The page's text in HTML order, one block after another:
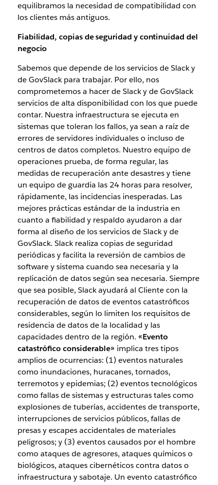
equilibramos la necesidad de compatibilidad con
los clientes más antiguos.
Fiabilidad, copias de seguridad y continuidad del
negocio
Sabemos que depende de los servicios de Slack y
de GovSlack para trabajar. Por ello, nos
comprometemos a hacer de Slack y de GovSlack
servicios de alta disponibilidad con los que puede
contar. Nuestra infraestructura se ejecuta en
sistemas que toleran los fallos, ya sean a raíz de
errores de servidores individuales o incluso de
centros de datos completos. Nuestro equipo de
operaciones prueba, de forma regular, las
medidas de recuperación ante desastres y tiene
un equipo de guardia las 24 horas para resolver,
rápidamente, las incidencias inesperadas. Las
mejores prácticas estándar de la industria en
cuanto a fiabilidad y respaldo ayudaron a dar
forma al diseño de los servicios de Slack y de
GovSlack. Slack realiza copias de seguridad
periódicas y facilita la reversión de cambios de
software y sistema cuando sea necesaria y la
replicación de datos según sea necesaria. Siempre
que sea posible, Slack ayudará al Cliente con la
recuperación de datos de eventos catastróficos
considerables, según lo limiten los requisitos de
residencia de datos de la localidad y las
capacidades dentro de la región. «Evento
catastrófico considerable» implica tres tipos
amplios de ocurrencias: (1) eventos naturales
como inundaciones, huracanes, tornados,
terremotos y epidemias; (2) eventos tecnológicos
como fallas de sistemas y estructuras tales como
explosiones de tuberías, accidentes de transporte,
interrupciones de servicios públicos, fallas de
presas y escapes accidentales de materiales
peligrosos; y (3) eventos causados por el hombre
como ataques de agresores, ataques químicos o
biológicos, ataques cibernéticos contra datos o
infraestructura y sabotaje. Un evento catastrófico